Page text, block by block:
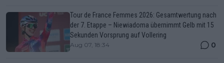
Tour de France Femmes 2026: Gesamtwertung nach
der 7. Etappe – Niewiadoma übernimmt Gelb mit 15
Sekunden Vorsprung auf Vollering
Aug 07, 18:34 0